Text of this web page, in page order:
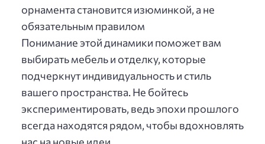
орнамента становится изюминкой, а не
обязательным правилом
Понимание этой динамики поможет вам
выбирать мебель и отделку, которые
подчеркнут индивидуальность и стиль
вашего пространства. Не бойтесь
экспериментировать, ведь эпохи прошлого
всегда находятся рядом, чтобы вдохновлять